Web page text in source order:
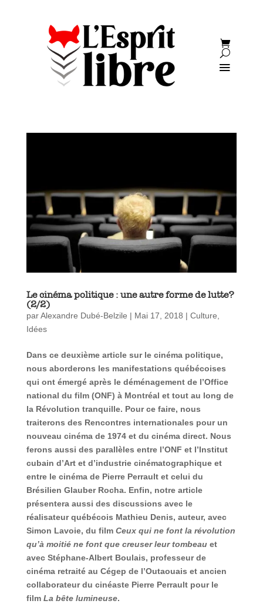
Le cinéma politique : une autre forme de lutte?
(2/2)
parAlexandre Dubé-Belzile | Mai 17, 2018 | Culture,
Idées
Dans ce deuxième article sur le cinéma politique,
nous aborderons les manifestations québécoises
qui ont émergé après le déménagement de l’Office
national du film (ONF) à Montréal et tout au long de
la Révolution tranquille. Pour ce faire, nous
traiterons des Rencontres internationales pour un
nouveau cinéma de 1974 et du cinéma direct. Nous
ferons aussi des parallèles entre l’ONF et l’Institut
cubain d’Art et d’industrie cinématographique et
entre le cinéma de Pierre Perrault et celui du
Brésilien Glauber Rocha. Enfin, notre article
présentera aussi des discussions avec le
réalisateur québécois Mathieu Denis, auteur, avec
Simon Lavoie, du film Ceux qui ne font la révolution
qu’à moitié ne font que creuser leur tombeauet
avec Stéphane-Albert Boulais, professeur de
cinéma retraité au Cégep de l’Outaouais et ancien
collaborateur du cinéaste Pierre Perrault pour le
film La bête lumineuse.